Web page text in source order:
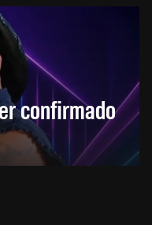
confirmado